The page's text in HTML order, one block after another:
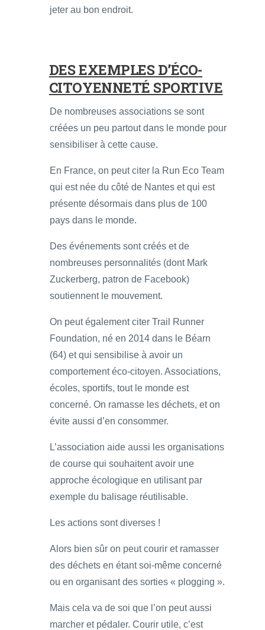
jeter au bon endroit.
DES EXEMPLES D’ÉCO-
CITOYENNETÉ SPORTIVE
De nombreuses associations se sont
créées un peu partout dans le monde pour
sensibiliser à cette cause.
En France, on peut citer la Run Eco Team
qui est née du côté de Nantes et qui est
présente désormais dans plus de 100
pays dans le monde.
Des événements sont créés et de
nombreuses personnalités (dont Mark
Zuckerberg, patron de Facebook)
soutiennent le mouvement.
On peut également citer Trail Runner
Foundation, né en 2014 dans le Béarn
(64) et qui sensibilise à avoir un
comportement éco-citoyen. Associations,
écoles, sportifs, tout le monde est
concerné. On ramasse les déchets, et on
évite aussi d’en consommer.
L’association aide aussi les organisations
de course qui souhaitent avoir une
approche écologique en utilisant par
exemple du balisage réutilisable.
Les actions sont diverses !
Alors bien sûr on peut courir et ramasser
des déchets en étant soi-même concerné
ou en organisant des sorties « plogging ».
Mais cela va de soi que l’on peut aussi
marcher et pédaler. Courir utile, c’est